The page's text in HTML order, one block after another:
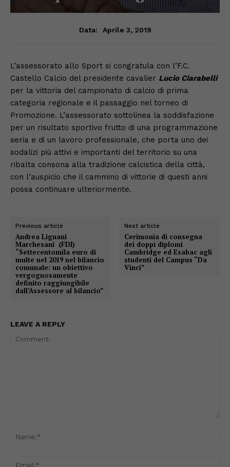
Data: Aprile 3, 2019
L’assessorato allo Sport si congratula con l’F.C.
Castello Calcio del presidente cavalier Lucio Ciarabelli
per la vittoria del campionato di calcio di prima
categoria regionale e il passaggio nel torneo di
Promozione. L’assessorato sottolinea la soddisfazione
per un risultato sportivo frutto di una programmazione
seria e di un lavoro professionale, che porta uno dei
sodalizi più attivi e importanti del territorio su una
ribalta consona alla tradizione calcistica della città,
con l’auspicio che il cammino di vittorie di questi anni
possa continuare ulteriormente.
Previous article
Andrea Lignani
Marchesani (FDI)
“Settecentomila euro di
multe nel 2019 nel bilancio
comunale: un obiettivo
vergognosamente
definito raggiungibile
dall’Assessore al bilancio”
Next article
Cerimonia di consegna
dei doppi diplomi
Cambridge ed Esabac agli
studenti del Campus “Da
Vinci”
LEAVE A REPLY